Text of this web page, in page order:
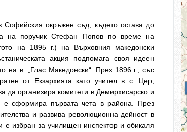
Софийския окръжен съд, където остава до
на поручик Стефан Попов по време на
на 1895 г.) на Върховния македонски
акция подпомага своя идеен
на в. „Глас Македонски“. През 1896 г., със
от Екзархията като учител в с. Цер,
да организира комитети в Демирхисарско и
е сформира първата чета в района. През
и развива революционна дейност в
е избран за училищен инспектор и обикаля